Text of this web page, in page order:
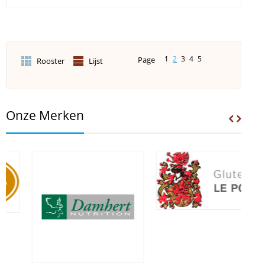
Rooster Lijst Page 1 2 3 4 5
Onze Merken